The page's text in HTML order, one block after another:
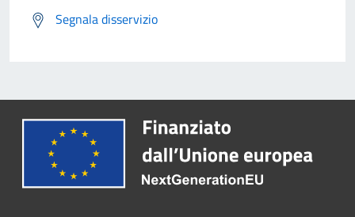
Segnala disservizio